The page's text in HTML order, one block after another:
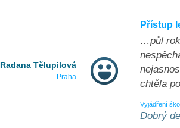
Radana Tělupilová
Praha
Přístup
…půl
chtěla
Vyjádření
Dobrý